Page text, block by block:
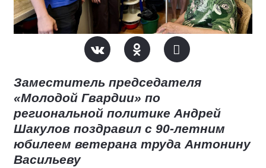
Заместитель председателя
«Молодой Гвардии» по
региональной политике Андрей
Шакулов поздравил с 90-летним
юбилеем ветерана труда Антонину
Васильеву